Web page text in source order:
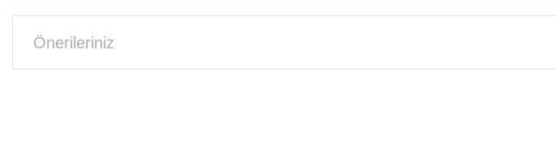
Önerileriniz